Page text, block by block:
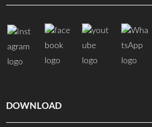
DOWNLOAD